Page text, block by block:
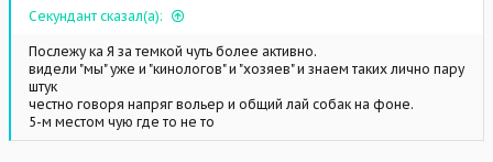
Секундант сказал(а):
Послежу ка Я за темкой чуть более активно.
видели "мы" уже и "кинологов" и "хозяев" и знаем таких лично пару
штук
честно говоря напряг вольер и общий лай собак на фоне.
5-м местом чую где то не то